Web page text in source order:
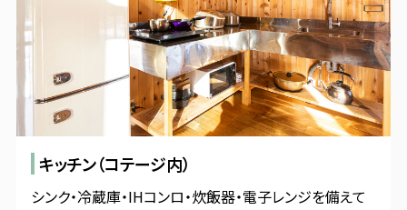
キッチン（コテージ内）
シンク・冷蔵庫・IHコンロ・炊飯器・電子レンジを備えて